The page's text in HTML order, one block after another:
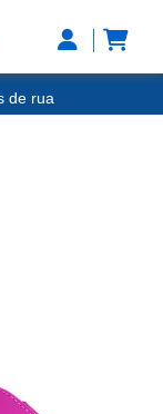
de rua
Plain Leather